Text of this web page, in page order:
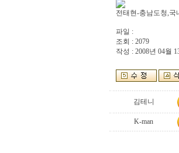
전태현-충남도청,국
파일 :
조회 : 2079
작성 : 2008년 04월
김테니
K-man